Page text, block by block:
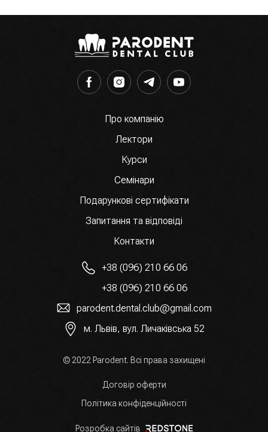
Про компанію
Лектори
Курси
Семінари
Подарункові сертифікати
Запитання та відповіді
Контакти
+38 (096) 210 66 06
+38 (096) 210 66 06
parodent.dental.club@gmail.com
м. Львів, вул. Личаківська 52
© 2022 Parodent. Всі права захищені
Договір оферти
Політика конфіденційності
Розробка сайтів